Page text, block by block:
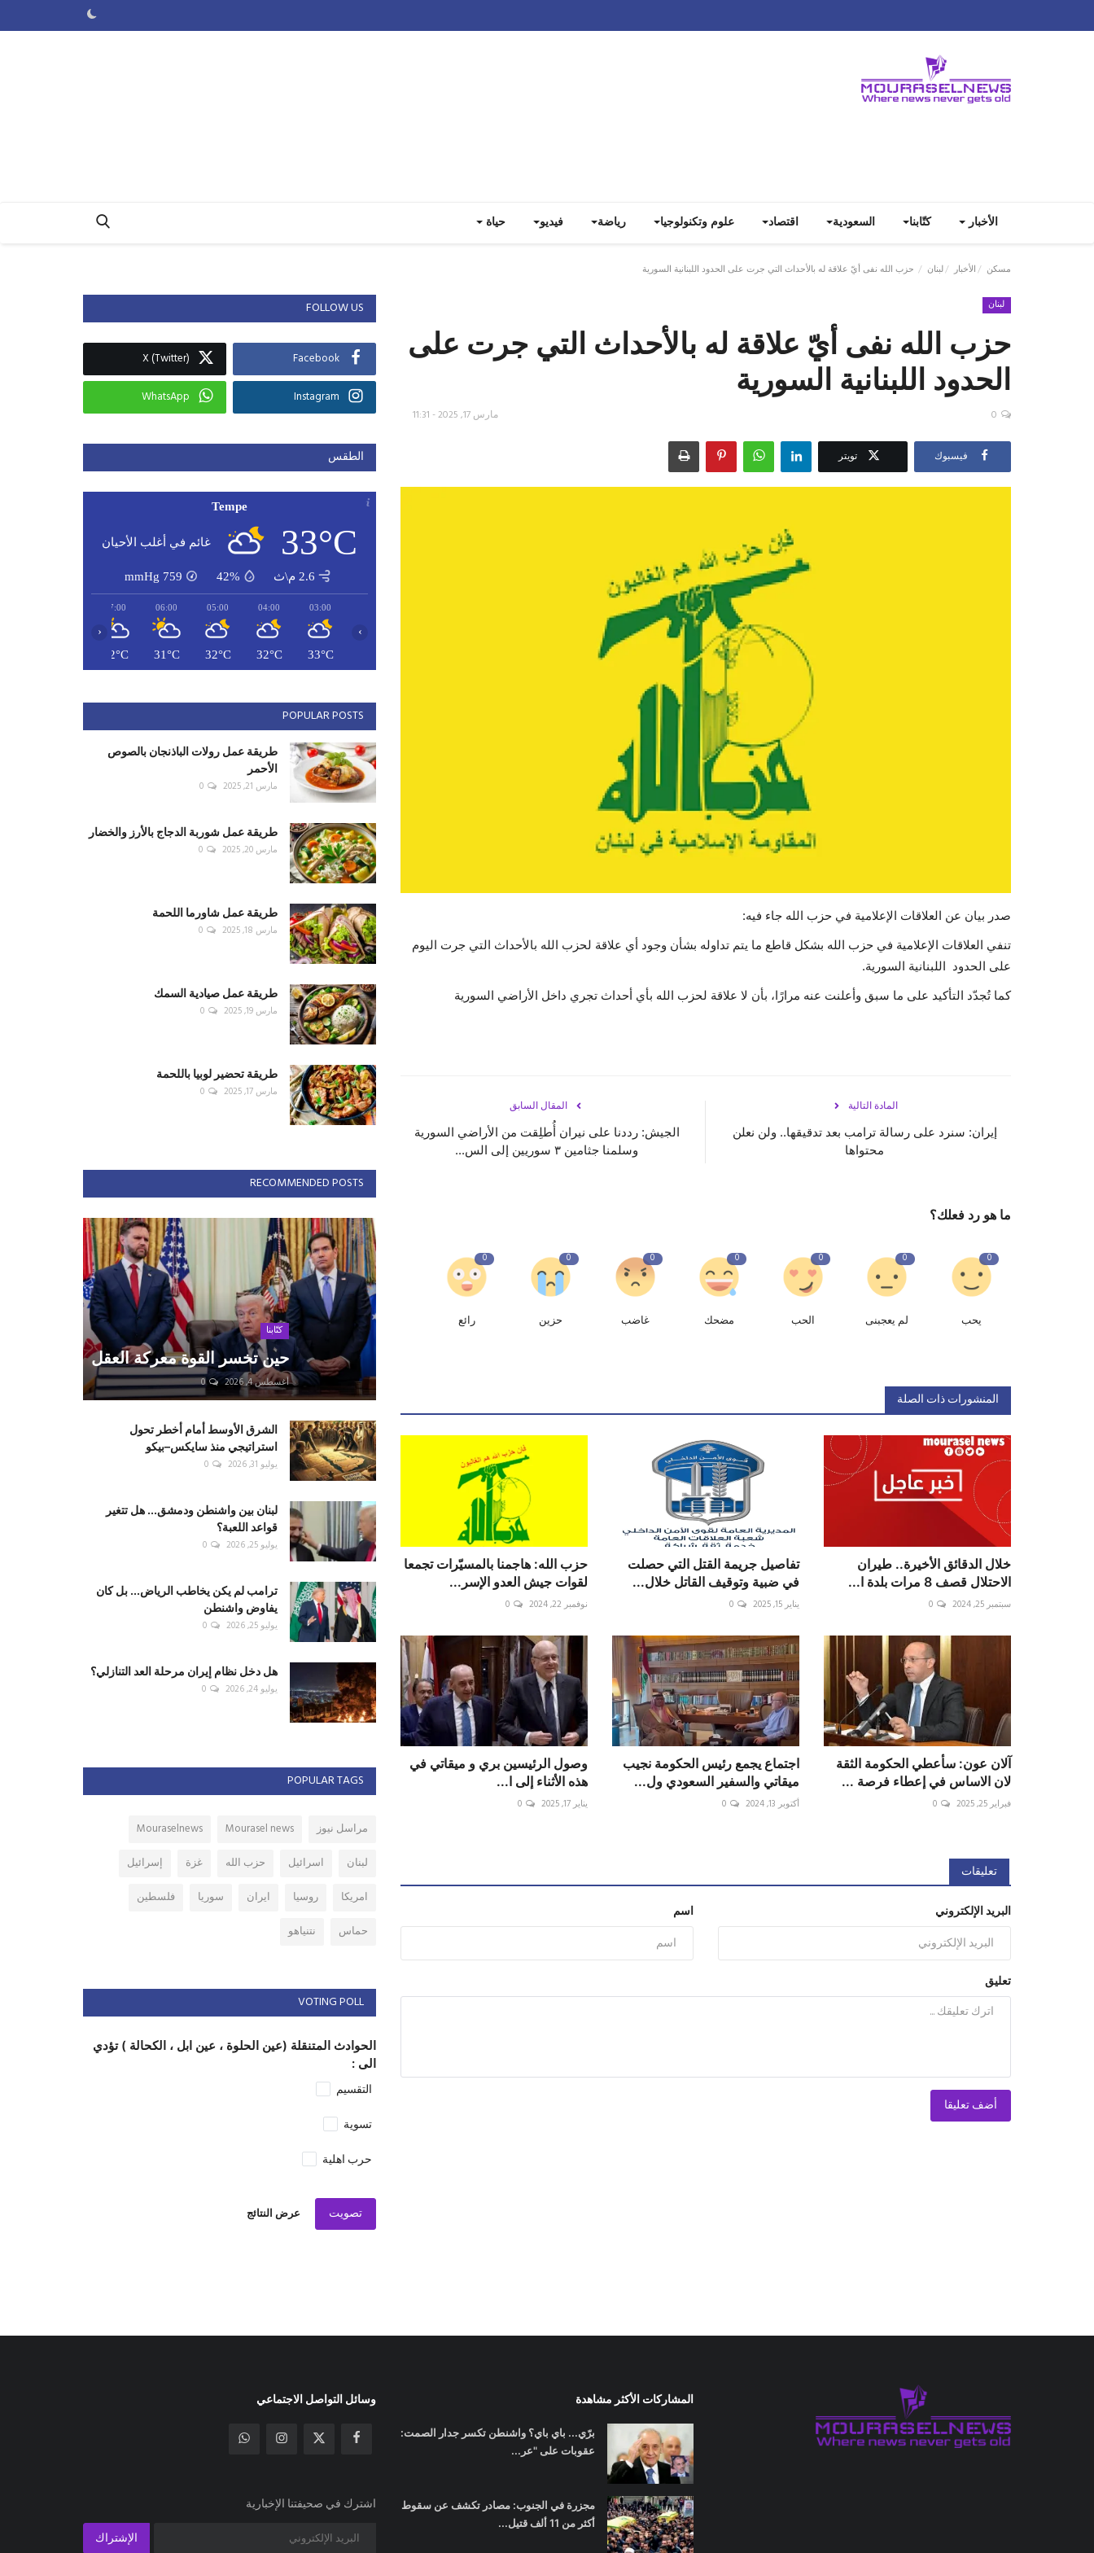
الأخبار كتّابنا السعودية اقتصاد علوم وتكنولوجيا رياضة فيديو حياة
مسكن الأخبار لبنان حزب الله نفى أيّ علاقة له بالأحداث التي جرت على الحدود اللبنانية السورية
لبنان
حزب الله نفى أيّ علاقة له بالأحداث التي جرت على
الحدود اللبنانية السورية
مارس 17, 2025 - 11:31 0
فيسبوك تويتر
صدر بيان عن العلاقات الإعلامية في حزب الله جاء فيه:‏
تنفي العلاقات الإعلامية في حزب الله بشكل قاطع ما يتم تداوله بشأن وجود أي علاقة لحزب الله ‏بالأحداث التي جرت اليوم
على الحدود اللبنانية السورية.‏
كما تُجدّد التأكيد على ما سبق وأعلنت عنه مرارًا، بأن لا علاقة لحزب الله بأي أحداث تجري داخل ‏الأراضي السورية
المقال السابق
الجيش: رددنا على نيران أُطلِقت من الأراضي السورية
وسلمنا جثامين ٣ سوريين إلى الس...
المادة التالية
إيران: سنرد على رسالة ترامب بعد تدقيقها.. ولن نعلن
محتواها
ما هو رد فعلك؟
0
يحب
0
لم يعجبنى
0
الحب
0
مضحك
0
غاضب
0
حزين
0
رائع
المنشورات ذات الصلة
خلال الدقائق الأخيرة.. طيران
الاحتلال قصف 8 مرات بلدة ا...
سبتمبر 25, 2024 0
تفاصيل جريمة القتل التي حصلت
في ضبية وتوقيف القاتل خلال...
يناير 15, 2025 0
حزب الله: هاجمنا بالمسيّرات تجمعا
لقوات جيش العدو الإسر...
نوفمبر 22, 2024 0
آلان عون: سأعطي الحكومة الثقة
لان الاساس في إعطاء فرصة ...
فبراير 25, 2025 0
اجتماع يجمع رئيس الحكومة نجيب
ميقاتي والسفير السعودي ول...
أكتوبر 13, 2024 0
وصول الرئيسين ⁧‫بري‬⁩ و ⁧‫ميقاتي‬⁩ في
هذه الأثناء إلى ا...
يناير 17, 2025 0
تعليقات
اسم البريد الإلكتروني
تعليق
أضف تعليقا
FOLLOW US
Facebook
X (Twitter)
Instagram
WhatsApp
الطقس
Tempe
33°C غائم في أغلب الأحيان
2.6 م\ث 42%
759
mmHg
03:00
33°C
04:00
32°C
05:00
32°C
06:00
31°C
07:00
32°C
‹ ›
POPULAR POSTS
طريقة عمل رولات الباذنجان بالصوص
الأحمر
مارس 21, 2025 0
طريقة عمل شوربة الدجاج بالأرز والخضار
مارس 20, 2025 0
طريقة عمل شاورما اللحمة
مارس 18, 2025 0
طريقة عمل صيادية السمك
مارس 19, 2025 0
طريقة تحضير لوبيا باللحمة
مارس 17, 2025 0
RECOMMENDED POSTS
كتّابنا
حين تخسر القوة معركة العقل
أغسطس 4, 2026 0
الشرق الأوسط أمام أخطر تحول
استراتيجي منذ سايكس–بيكو
يوليو 31, 2026 0
لبنان بين واشنطن ودمشق... هل تتغير
قواعد اللعبة؟
يوليو 25, 2026 0
ترامب لم يكن يخاطب الرياض... بل كان
يفاوض واشنطن
يوليو 25, 2026 0
هل دخل نظام إيران مرحلة العد التنازلي؟
يوليو 24, 2026 0
POPULAR TAGS
مراسل نيوز Mourasel news
Mouraselnews
لبنان
اسرائيل حزب الله غزة
إسرائيل
امريكا
روسيا ايران سوريا
فلسطين
حماس
نتنياهو
VOTING POLL
الحوادث المتنقلة (عين الحلوة ، عين ابل ، الكحالة ) تؤدي
الى :
التقسيم
تسوية
حرب اهلية
تصويت عرض النتائج
المشاركات الأكثر مشاهدة
برّي... باي باي؟ واشنطن تكسر جدار الصمت:
عقوبات على "عر...
مجزرة في الجنوب: مصادر تكشف عن سقوط
أكثر من 11 ألف قتيل...
وسائل التواصل الاجتماعي
اشترك في صحيفتنا الإخبارية
الإشتراك